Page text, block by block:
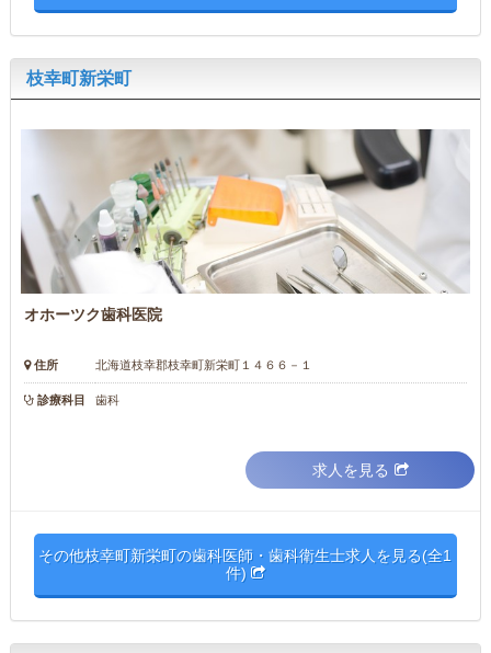
枝幸町新栄町
オホーツク歯科医院
住所 北海道枝幸郡枝幸町新栄町１４６６－１
診療科目 歯科
求人を見る
その他枝幸町新栄町の歯科医師・歯科衛生士求人を見る(全1
件)